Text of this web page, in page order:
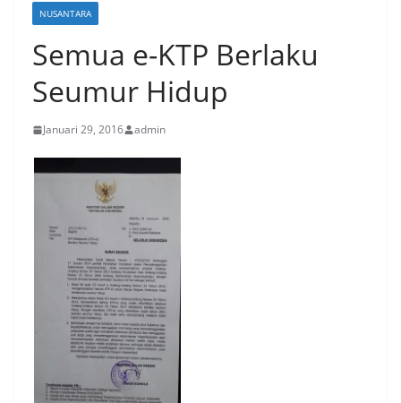
NUSANTARA
Semua e-KTP Berlaku
Seumur Hidup
Januari 29, 2016 admin